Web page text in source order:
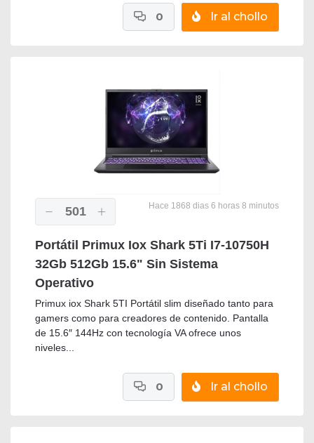
Ir al chollo
0
501 Hace 1868 dias 6 horas 8 minutos
Portátil Primux Iox Shark 5Ti I7-10750H
32Gb 512Gb 15.6" Sin Sistema
Operativo
Primux iox Shark 5TI Portátil slim diseñado tanto para
gamers como para creadores de contenido. Pantalla
de 15.6″ 144Hz con tecnología VA ofrece unos
niveles...
Ir al chollo
0